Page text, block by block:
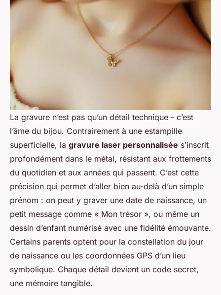
La gravure n’est pas qu’un détail technique - c’est
l’âme du bijou. Contrairement à une estampille
superficielle, la gravure laser personnalisée s’inscrit
profondément dans le métal, résistant aux frottements
du quotidien et aux années qui passent. C’est cette
précision qui permet d’aller bien au-delà d’un simple
prénom : on peut y graver une date de naissance, un
petit message comme « Mon trésor », ou même un
dessin d’enfant numérisé avec une fidélité émouvante.
Certains parents optent pour la constellation du jour
de naissance ou les coordonnées GPS d’un lieu
symbolique. Chaque détail devient un code secret,
une mémoire tangible.